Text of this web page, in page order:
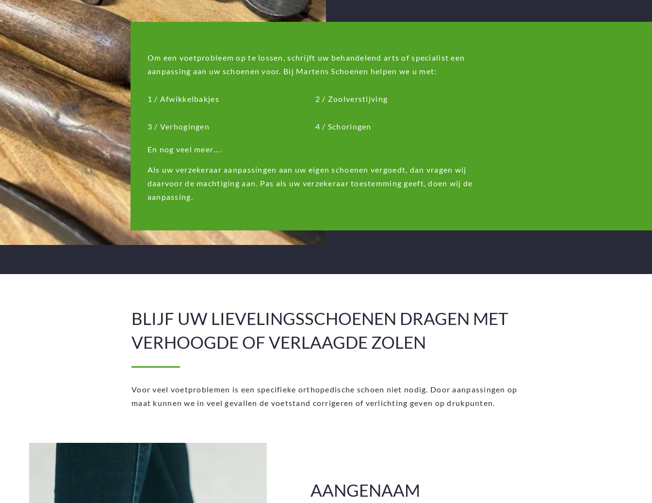
Om een voetprobleem op te lossen, schrijft uw behandelend arts of specialist een
aanpassing aan uw schoenen voor. Bij Martens Schoenen helpen we u met:
1 / Afwikkelbakjes
3 / Verhogingen
2 / Zoolverstijving
4 / Schoringen
En nog veel meer….
Als uw verzekeraar aanpassingen aan uw eigen schoenen vergoedt, dan vragen wij
daarvoor de machtiging aan. Pas als uw verzekeraar toestemming geeft, doen wij de
aanpassing.
BLIJF UW LIEVELINGSSCHOENEN DRAGEN MET
VERHOOGDE OF VERLAAGDE ZOLEN
Voor veel voetproblemen is een specifieke orthopedische schoen niet nodig. Door aanpassingen op
maat kunnen we in veel gevallen de voetstand corrigeren of verlichting geven op drukpunten.
AANGENAAM